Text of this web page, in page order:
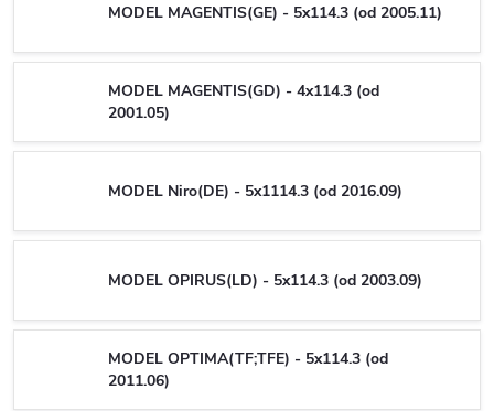
MODEL MAGENTIS(GE) - 5x114.3 (od 2005.11)
MODEL MAGENTIS(GD) - 4x114.3 (od
2001.05)
MODEL Niro(DE) - 5x1114.3 (od 2016.09)
MODEL OPIRUS(LD) - 5x114.3 (od 2003.09)
MODEL OPTIMA(TF;TFE) - 5x114.3 (od
2011.06)